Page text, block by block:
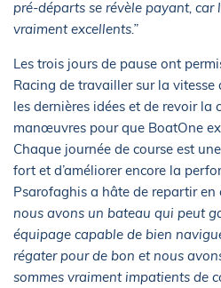
pré-départs se révèle payant, car
vraiment excellents.”
Les trois jours de pause ont
Racing de travailler sur la
les dernières idées et de revoir la
manœuvres pour que BoatOne
Chaque journée de course est
fort et d’améliorer encore la
Psarofaghis a hâte de repartir en
nous avons un bateau qui peut
équipage capable de bien
régater pour de bon et nous
sommes vraiment impatients de